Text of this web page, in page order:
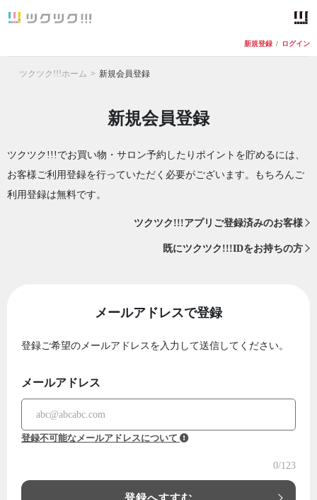
新規登録 / ログイン
ツクツク!!!ホーム 新規会員登録
新規会員登録
ツクツク!!!でお買い物・サロン予約したりポイントを貯めるには、
お客様ご利用登録を行っていただく必要がございます。もちろんご
利用登録は無料です。
ツクツク!!!アプリご登録済みのお客様
既にツクツク!!!IDをお持ちの方
メールアドレスで登録
登録ご希望のメールアドレスを入力して送信してください。
メールアドレス
登録不可能なメールアドレスについて
0/123